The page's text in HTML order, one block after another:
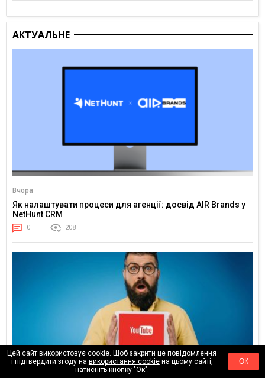
АКТУАЛЬНЕ
Вчора
Як налаштувати процеси для агенції: досвід AIR Brands у
NetHunt CRM
0 208
Цей сайт використовує cookie. Щоб закрити це повідомлення
і підтвердити згоду на використання cookieна цьому сайті,
натисніть кнопку "Ок".
ОК